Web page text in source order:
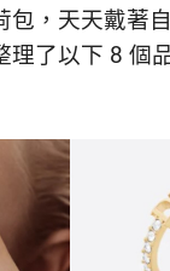
己
生
活
態
包，天天戴著
理了以下 8 個